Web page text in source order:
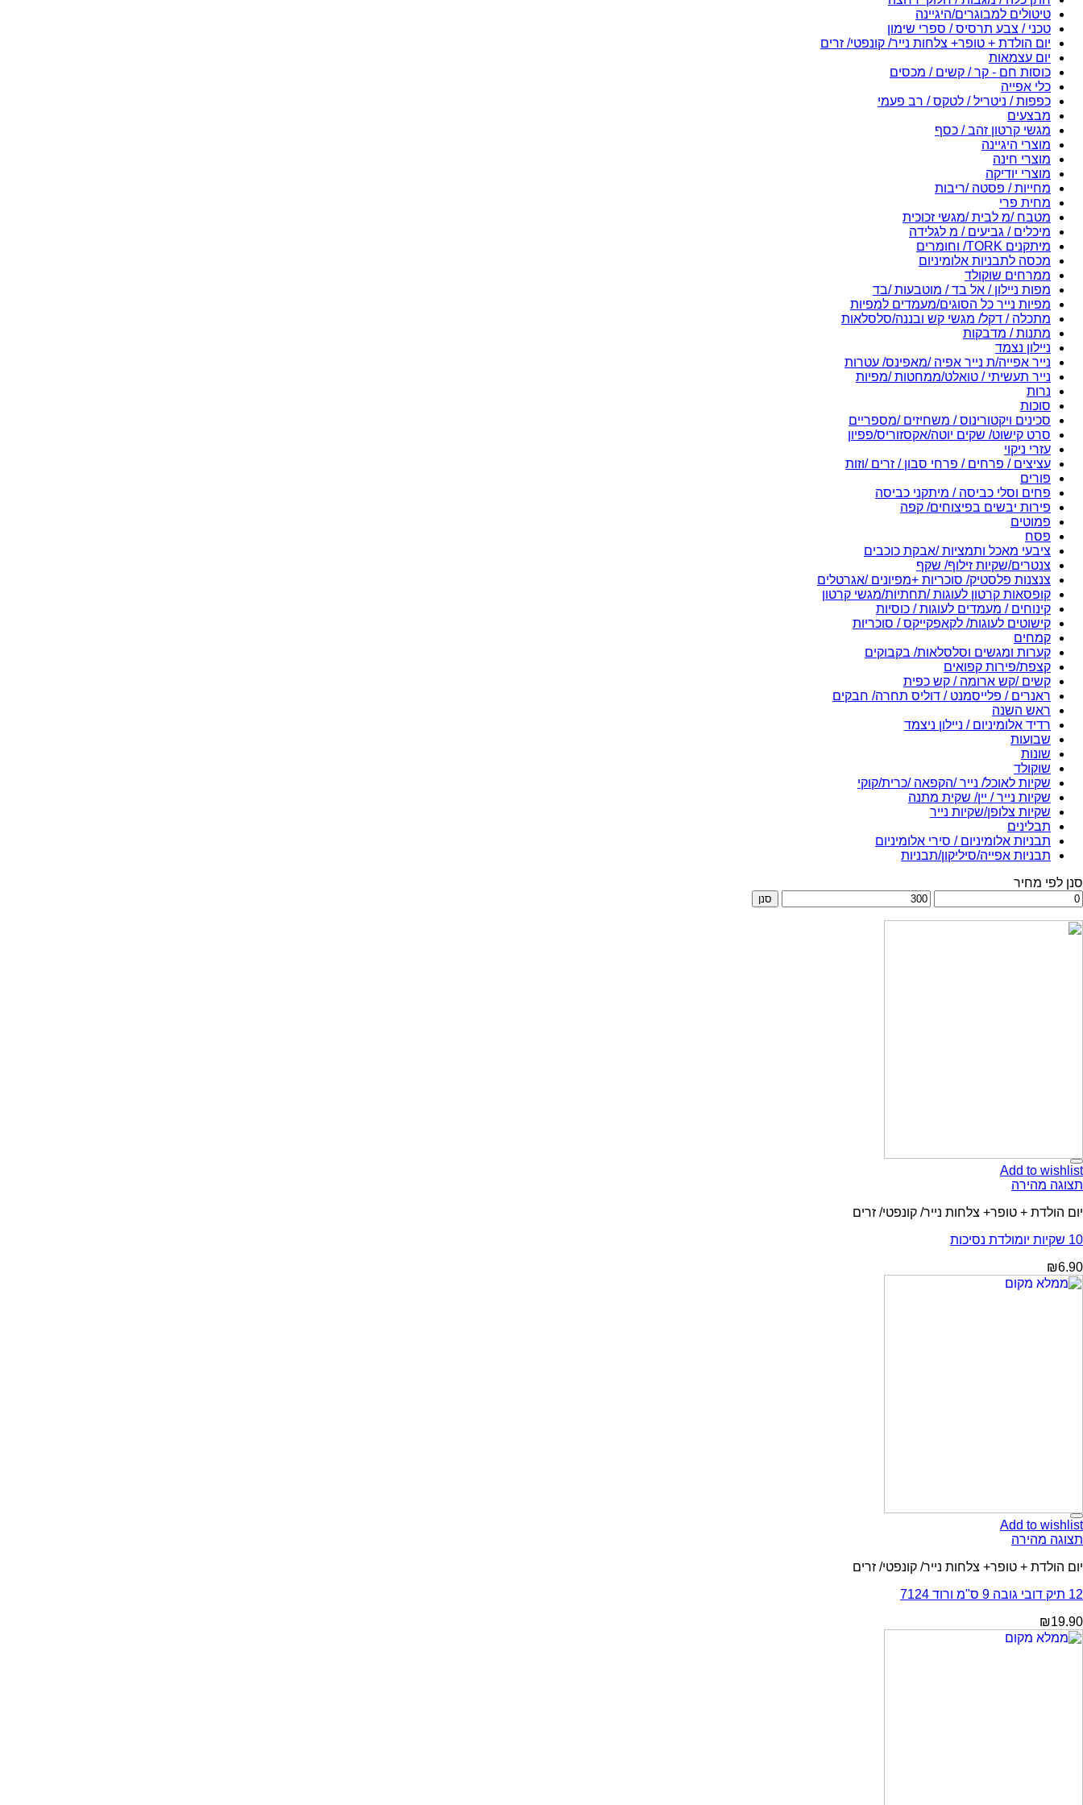
טיטולים למבוגרים/היגיינה
טכני / צבע תרסיס / ספרי שימון
יום הולדת + טופר+ צלחות נייר/ קונפטי/ זרים
יום עצמאות
כוסות חם - קר / קשים / מכסים
כלי אפייה
כפפות / ניטריל / לטקס / רב פעמי
מבצעים
מגשי קרטון זהב / כסף
מוצרי היגיינה
מוצרי חינה
מוצרי יודיקה
מחייות / פסטה /ריבות
מחית פרי
מטבח /מ לבית /מגשי זכוכית
מיכלים / גביעים / מ לגלידה
מיתקנים TORK/ וחומרים
מכסה לתבניות אלומיניום
ממרחים שוקולד
מפות ניילון / אל בד / מוטבעות /בד
מפיות נייר כל הסוגים/מעמדים למפיות
מתכלה / דקל/ מגשי קש ובננה/סלסלאות
מתנות / מדבקות
ניילון נצמד
נייר אפייה/ת נייר אפיה /מאפינס/ עטרות
נייר תעשיתי / טואלט/ממחטות /מפיות
נרות
סוכות
סכינים ויקטורינוס / משחיזים /מספריים
סרט קישוט/ שקים יוטה/אקסזוריס/פפיון
עזרי ניקוי
עציצים / פרחים / פרחי סבון / זרים /וזות
פורים
פחים וסלי כביסה / מיתקני כביסה
פירות יבשים בפיצוחים/ קפה
פמוטים
פסח
ציבעי מאכל ותמציות /אבקת כוכבים
צנטרים/שקיות זילוף/ שקף
צנצנות פלסטיק/ סוכריות +מפיונים /אגרטלים
קופסאות קרטון לעוגות /תחתיות/מגשי קרטון
קינוחים / מעמדים לעוגות / כוסיות
קישוטים לעוגות/ לקאפקייקס / סוכריות
קמחים
קערות ומגשים וסלסלאות/ בקבוקים
קצפת/פירות קפואים
קשים /קש ארומה / קש כפית
ראנרים / פלייסמנט / דוליס תחרה/ חבקים
ראש השנה
רדיד אלומיניום / ניילון ניצמד
שבועות
שונות
שוקולד
שקיות לאוכל/ נייר /הקפאה /כרית/קוקי
שקיות נייר / יין/ שקית מתנה
שקיות צלופן/שקיות נייר
תבלינים
תבניות אלומיניום / סירי אלומיניום
תבניות אפייה/סיליקון/תבניות
סנן לפי מחיר
מחיר
מינימלי
מחיר
מקסימלי
סנן
Add to wishlist
תצוגה מהירה
יום הולדת + טופר+ צלחות נייר/ קונפטי/ זרים
10 שקיות יומולדת נסיכות
₪6.90
Add to wishlist
תצוגה מהירה
יום הולדת + טופר+ צלחות נייר/ קונפטי/ זרים
12 תיק דובי גובה 9 ס"מ ורוד 7124
₪19.90